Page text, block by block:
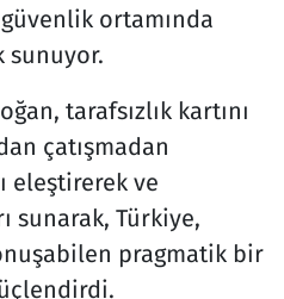
ortamında
sunuyor.
tarafsızlık kartını
çatışmadan
eleştirerek ve
sunarak, Türkiye,
pragmatik bir